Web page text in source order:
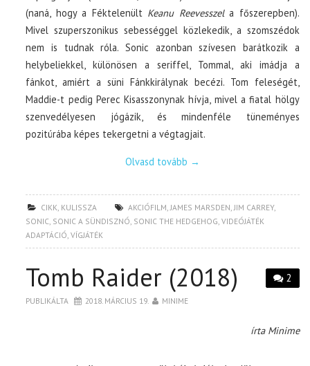
(naná, hogy a Féktelenült Keanu Reevesszela főszerepben).
Mivel szuperszonikus sebességgel közlekedik, a szomszédok
nem is tudnak róla. Sonic azonban szívesen barátkozik a
helybeliekkel, különösen a seriffel, Tommal, aki imádja a
fánkot, amiért a süni Fánkkirálynak becézi. Tom feleségét,
Maddie-t pedig Perec Kisasszonynak hívja, mivel a fiatal hölgy
szenvedélyesen jógázik, és mindenféle tüneményes
pozitúrába képes tekergetni a végtagjait.
Olvasd tovább →
CIKK, KULISSZA AKCIÓFILM,JAMES MARSDEN,JIM CARREY,
SONIC, SONIC A SÜNDISZNÓ, SONIC THE HEDGEHOG,VIDEÓJÁTÉK
ADAPTÁCIÓ,VÍGJÁTÉK
2
Tomb Raider (2018)
PUBLIKÁLTA 2018. MÁRCIUS 19. MINIME
írta Minime